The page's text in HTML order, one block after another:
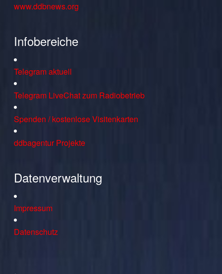
www.ddbnews.org
Infobereiche
Telegram aktuell
Telegram LiveChat zum Radiobetrieb
Spenden / kostenlose Visitenkarten
ddbagentur Projekte
Datenverwaltung
Impressum
Datenschutz